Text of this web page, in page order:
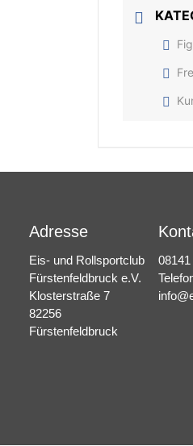
Adresse
Eis- und Rollsportclub
Fürstenfeldbruck e.V.
Klosterstraße 7
82256
Fürstenfeldbruck